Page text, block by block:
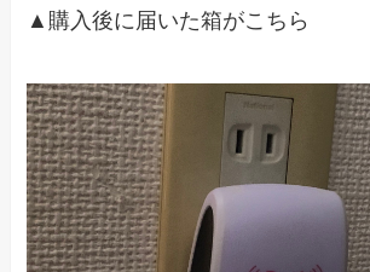
▲購入後に届いた箱がこちら